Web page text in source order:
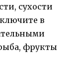
сухости
в
фрукты